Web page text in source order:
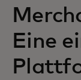
Eine